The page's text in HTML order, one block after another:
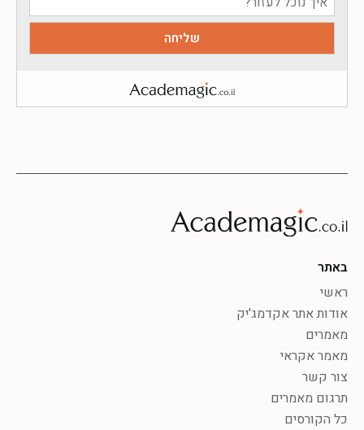
באתר
ראשי
אודות אתר אקדמג'יק
מאמרים
מאמר אקראי
צור קשר
תרגום מאמרים
כל הקורסים